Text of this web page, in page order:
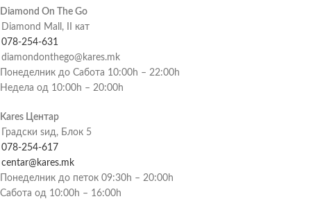
Diamond On The Go
Diamond Mall, II кат
078-254-631
diamondonthego@kares.mk
Понеделник до Сабота 10:00h – 22:00h
Недела од 10:00h – 20:00h
Kares Центар
Градски ѕид, Блок 5
078-254-617
centar@kares.mk
Понеделник до петок 09:30h – 20:00h
Сабота од 10:00h – 16:00h